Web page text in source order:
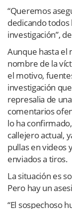
“Queremos
dedicando todos
investigación”,
Aunque hasta el
nombre de la
el motivo,
investigación
represalia de
comentarios
lo ha
callejero actual,
pullas en videos
enviados a tiros.
La situación es
Pero hay un
“El sospechoso